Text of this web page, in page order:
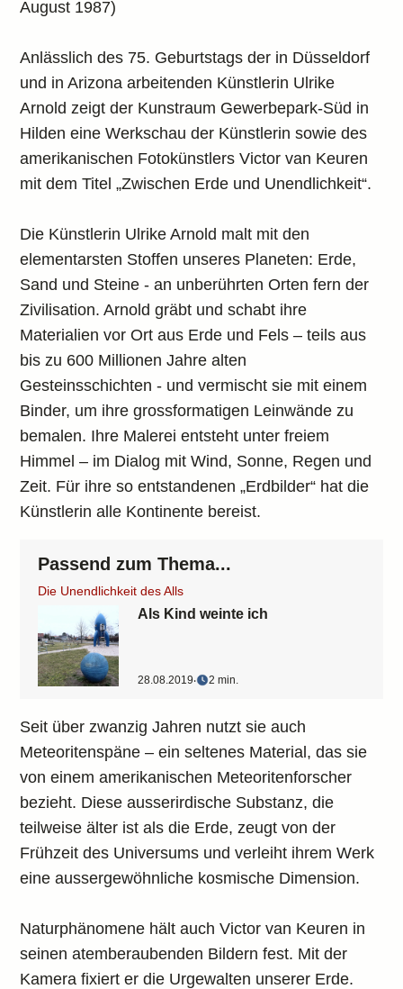
August 1987)
Anlässlich des 75. Geburtstags der in Düsseldorf
und in Arizona arbeitenden Künstlerin Ulrike
Arnold zeigt der Kunstraum Gewerbepark-Süd in
Hilden eine Werkschau der Künstlerin sowie des
amerikanischen Fotokünstlers Victor van Keuren
mit dem Titel „Zwischen Erde und Unendlichkeit“.
Die Künstlerin Ulrike Arnold malt mit den
elementarsten Stoffen unseres Planeten: Erde,
Sand und Steine - an unberührten Orten fern der
Zivilisation. Arnold gräbt und schabt ihre
Materialien vor Ort aus Erde und Fels – teils aus
bis zu 600 Millionen Jahre alten
Gesteinsschichten - und vermischt sie mit einem
Binder, um ihre grossformatigen Leinwände zu
bemalen. Ihre Malerei entsteht unter freiem
Himmel – im Dialog mit Wind, Sonne, Regen und
Zeit. Für ihre so entstandenen „Erdbilder“ hat die
Künstlerin alle Kontinente bereist.
Passend zum Thema...
Die Unendlichkeit des Alls
Als Kind weinte ich
28.08.2019‧ 2 min.
Seit über zwanzig Jahren nutzt sie auch
Meteoritenspäne – ein seltenes Material, das sie
von einem amerikanischen Meteoritenforscher
bezieht. Diese ausserirdische Substanz, die
teilweise älter ist als die Erde, zeugt von der
Frühzeit des Universums und verleiht ihrem Werk
eine aussergewöhnliche kosmische Dimension.
Naturphänomene hält auch Victor van Keuren in
seinen atemberaubenden Bildern fest. Mit der
Kamera fixiert er die Urgewalten unserer Erde.